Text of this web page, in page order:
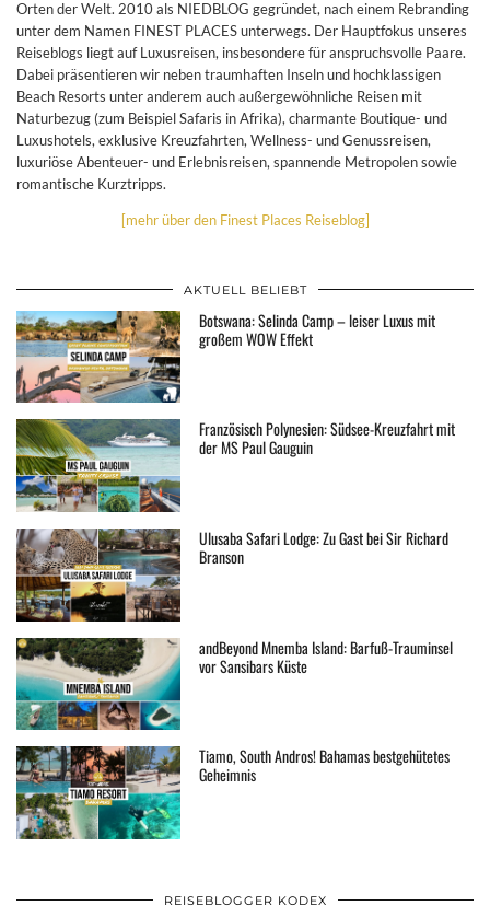
Orten der Welt. 2010 als NIEDBLOG gegründet, nach einem Rebranding
unter dem Namen FINEST PLACES unterwegs. Der Hauptfokus unseres
Reiseblogs liegt auf Luxusreisen, insbesondere für anspruchsvolle Paare.
Dabei präsentieren wir neben traumhaften Inseln und hochklassigen
Beach Resorts unter anderem auch außergewöhnliche Reisen mit
Naturbezug (zum Beispiel Safaris in Afrika), charmante Boutique- und
Luxushotels, exklusive Kreuzfahrten, Wellness- und Genussreisen,
luxuriöse Abenteuer- und Erlebnisreisen, spannende Metropolen sowie
romantische Kurztripps.
[mehr über den Finest Places Reiseblog]
AKTUELL BELIEBT
Botswana: Selinda Camp – leiser Luxus mit
großem WOW Effekt
Französisch Polynesien: Südsee-Kreuzfahrt mit
der MS Paul Gauguin
Ulusaba Safari Lodge: Zu Gast bei Sir Richard
Branson
andBeyond Mnemba Island: Barfuß-Trauminsel
vor Sansibars Küste
Tiamo, South Andros! Bahamas bestgehütetes
Geheimnis
REISEBLOGGER KODEX